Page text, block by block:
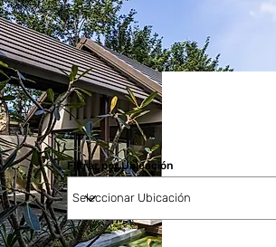
Filtrar por Ubicación